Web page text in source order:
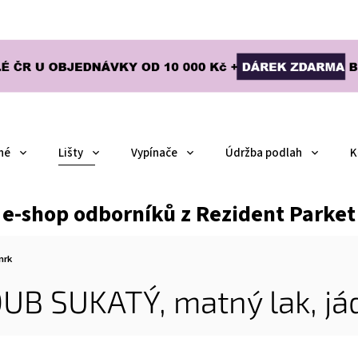
Lišty Vypínače Údržba podlah
e-shop odborníků z Rezident Parket
SUKATÝ, matný lak,